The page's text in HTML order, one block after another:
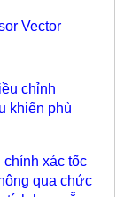
Vector
chỉnh
khiển phù
xác tốc
qua chức